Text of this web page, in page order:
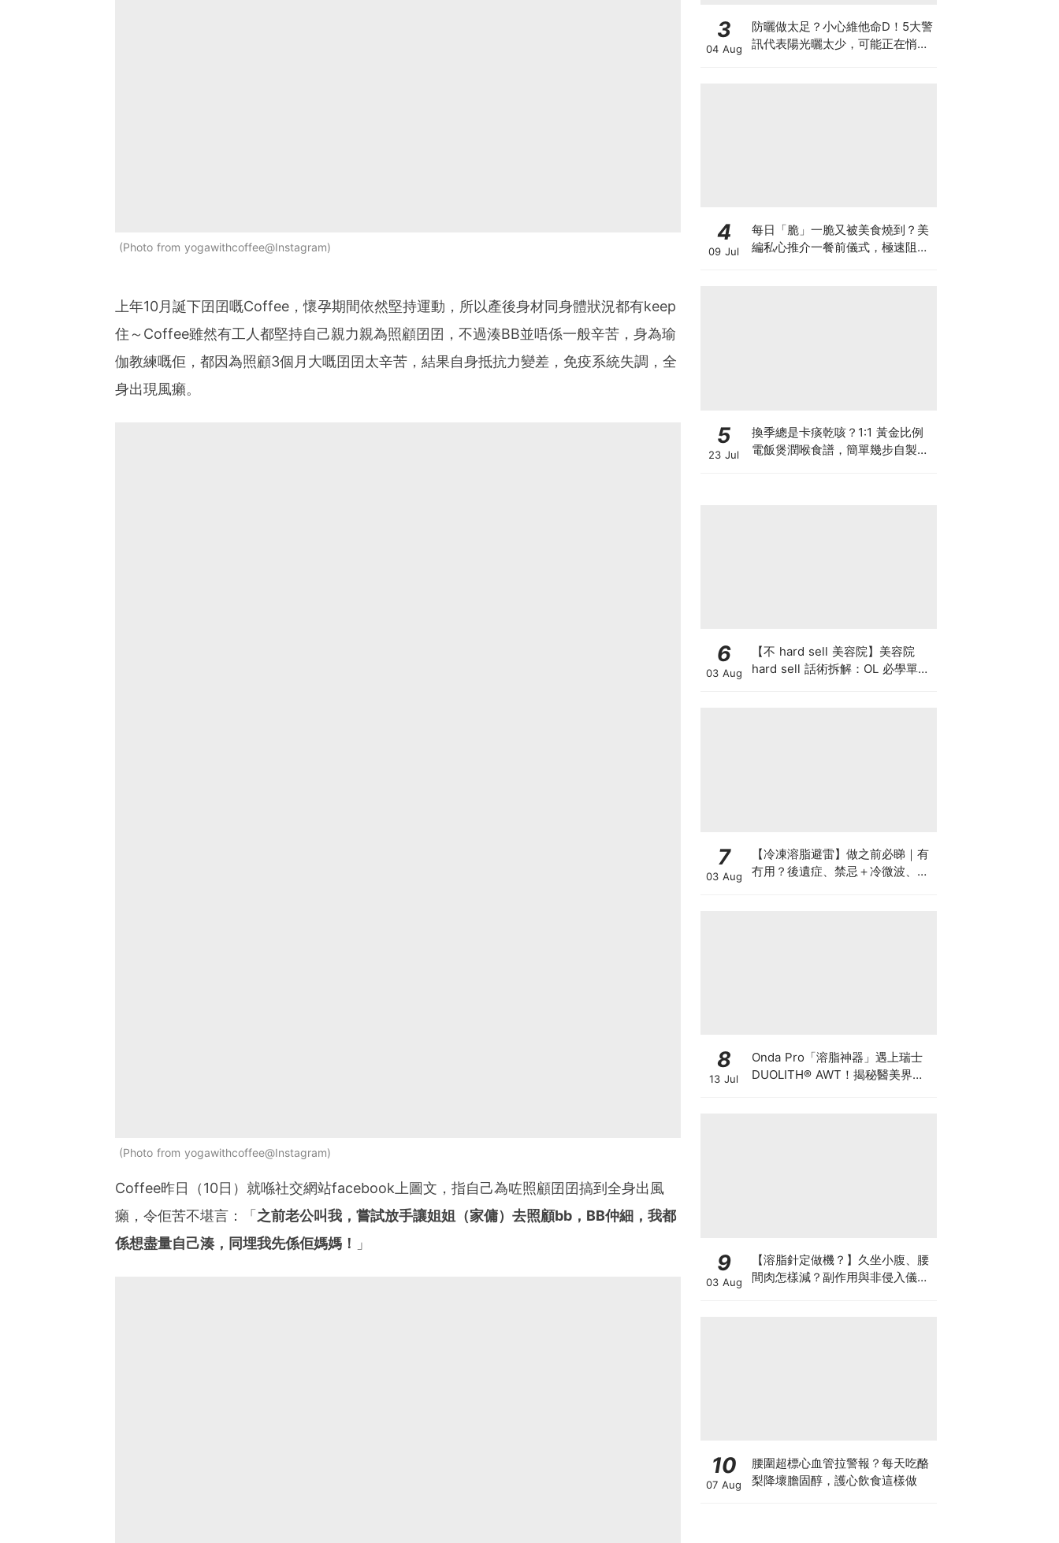
Photo from yogawithcoffee@Instagram
上年10月誕下囝囝嘅Coffee，懷孕期間依然堅持運動，所以產後身材同身體狀況都有keep
住～Coffee雖然有工人都堅持自己親力親為照顧囝囝，不過湊BB並唔係一般辛苦，身為瑜
伽教練嘅佢，都因為照顧3個月大嘅囝囝太辛苦，結果自身抵抗力變差，免疫系統失調，全
身出現風癩。
Photo from yogawithcoffee@Instagram
Coffee昨日（10日）就喺社交網站facebook上圖文，指自己為咗照顧囝囝搞到全身出風
癩，令佢苦不堪言：「之前老公叫我，嘗試放手讓姐姐（家傭）去照顧bb，BB仲細，我都
係想盡量自己湊，同埋我先係佢媽媽！
」
3
04 Aug
防曬做太足？小心維他命D！5大警
訊代表陽光曬太少，可能正在悄悄
4
09 Jul
每日「脆」一脆又被美食燒到？美
編私心推介一餐前儀式，極速阻碳
5
23 Jul
換季總是卡痰乾咳？1:1 黃金比例
電飯煲潤喉食譜，簡單幾步自製天
6
03 Aug
【不 hard sell 美容院】美容院
hard sell 話術拆解：OL 必學單次
7
03 Aug
【冷凍溶脂避雷】做之前必睇｜有
冇用？後遺症、禁忌＋冷微波、雙
8
13 Jul
Onda Pro「溶脂神器」遇上瑞士
DUOLITH® AWT！揭秘醫美界悄
9
03 Aug
【溶脂針定做機？】久坐小腹、腰
間肉怎樣減？副作用與非侵入儀器
10
07 Aug
腰圍超標心血管拉警報？每天吃酪
梨降壞膽固醇，護心飲食這樣做